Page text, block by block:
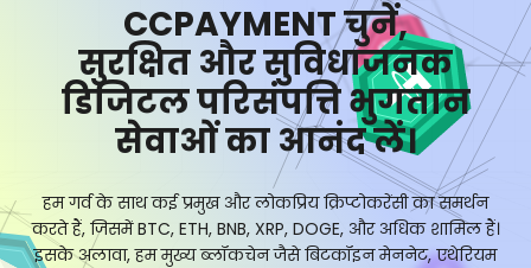
CCPAYMENT चुनें,
सुरक्षित और सुविधाजनक
डिजिटल परिसंपत्ति भुगतान
सेवाओं का आनंद लें।
हम गर्व के साथ कई प्रमुख और लोकप्रिय क्रिप्टोकरेंसी का समर्थन
करते हैं, जिसमें BTC, ETH, BNB, XRP, DOGE, और अधिक शामिल हैं।
इसके अलावा, हम मुख्य ब्लॉकचेन जैसे बिटकॉइन मेननेट, एथेरियम